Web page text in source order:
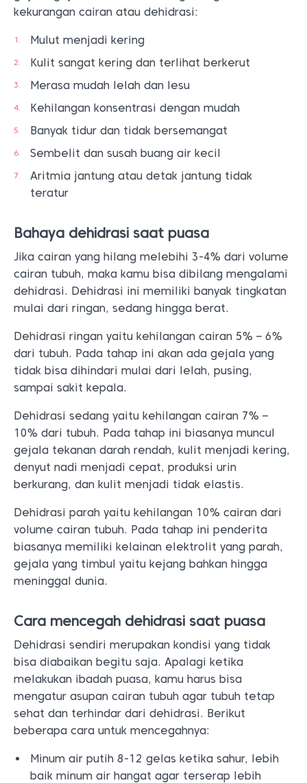
kekurangan cairan atau dehidrasi:
Mulut menjadi kering
Kulit sangat kering dan terlihat berkerut
Merasa mudah lelah dan lesu
Kehilangan konsentrasi dengan mudah
Banyak tidur dan tidak bersemangat
Sembelit dan susah buang air kecil
Aritmia jantung atau detak jantung tidak
teratur
Bahaya dehidrasi saat puasa
Jika cairan yang hilang melebihi 3-4% dari volume
cairan tubuh, maka kamu bisa dibilang mengalami
dehidrasi. Dehidrasi ini memiliki banyak tingkatan
mulai dari ringan, sedang hingga berat.
Dehidrasi ringan yaitu kehilangan cairan 5% – 6%
dari tubuh. Pada tahap ini akan ada gejala yang
tidak bisa dihindari mulai dari lelah, pusing,
sampai sakit kepala.
Dehidrasi sedang yaitu kehilangan cairan 7% –
10% dari tubuh. Pada tahap ini biasanya muncul
gejala tekanan darah rendah, kulit menjadi kering,
denyut nadi menjadi cepat, produksi urin
berkurang, dan kulit menjadi tidak elastis.
Dehidrasi parah yaitu kehilangan 10% cairan dari
volume cairan tubuh. Pada tahap ini penderita
biasanya memiliki kelainan elektrolit yang parah,
gejala yang timbul yaitu kejang bahkan hingga
meninggal dunia.
Cara mencegah dehidrasi saat puasa
Dehidrasi sendiri merupakan kondisi yang tidak
bisa diabaikan begitu saja. Apalagi ketika
melakukan ibadah puasa, kamu harus bisa
mengatur asupan cairan tubuh agar tubuh tetap
sehat dan terhindar dari dehidrasi. Berikut
beberapa cara untuk mencegahnya:
Minum air putih 8-12 gelas ketika sahur, lebih
baik minum air hangat agar terserap lebih